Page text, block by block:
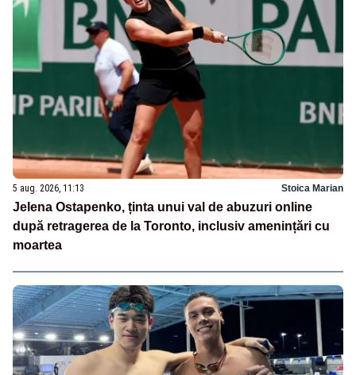
5 aug. 2026, 11:13 Stoica Marian
Jelena Ostapenko, ținta unui val de abuzuri online
după retragerea de la Toronto, inclusiv amenințări cu
moartea